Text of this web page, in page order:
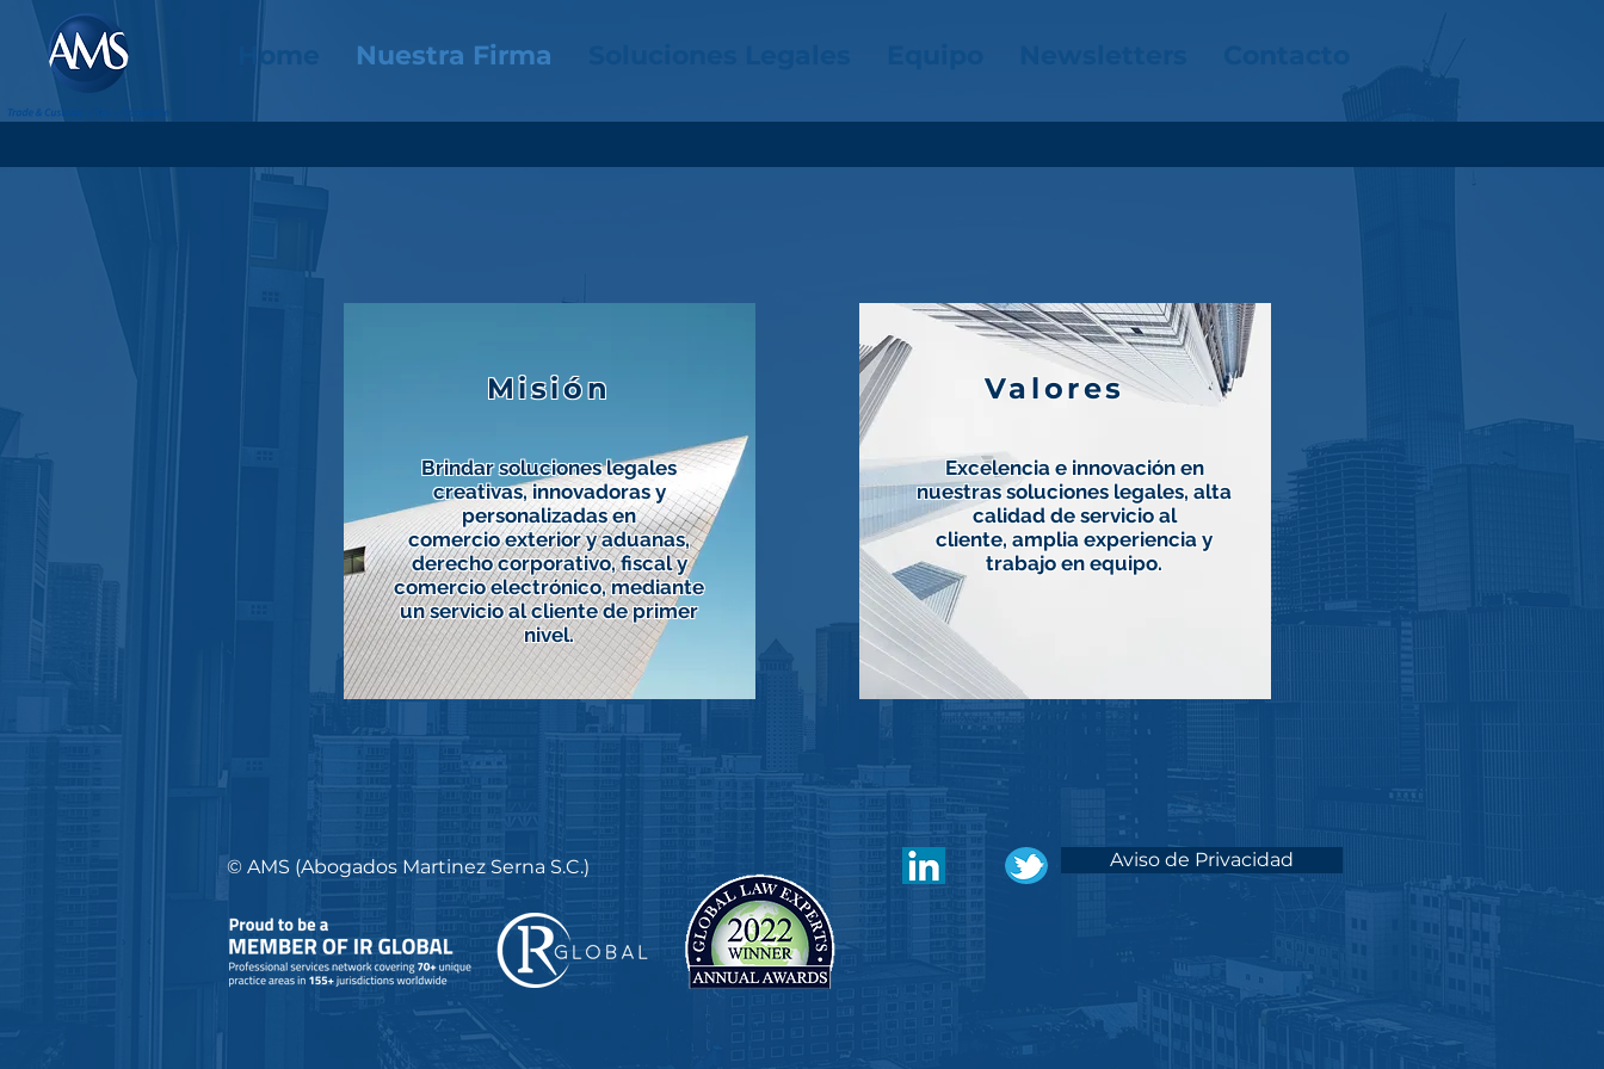
Home Nuestra Firma
Misión
Brindar soluciones legales
creativas, innovadoras y
personalizadas en
comercio exterior y aduanas,
derecho corporativo, fiscal y
comercio electrónico, mediante
un servicio al cliente de primer
nivel.
Valores
Excelencia e innovación en
nuestras soluciones legales, alta
calidad de servicio al
cliente, amplia experiencia y
trabajo en equipo.
© AMS (Abogados Martinez Serna S.C.) Aviso de Privacidad